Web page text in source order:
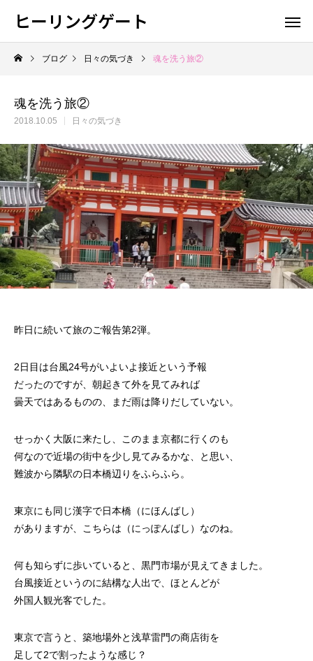
ヒーリングゲート
ブログ 日々の気づき 魂を洗う旅②
魂を洗う旅②
2018.10.05 日々の気づき
昨日に続いて旅のご報告第2弾。
2日目は台風24号がいよいよ接近という予報
だったのですが、朝起きて外を見てみれば
曇天ではあるものの、まだ雨は降りだしていない。
せっかく大阪に来たし、このまま京都に行くのも
何なので近場の街中を少し見てみるかな、と思い、
難波から隣駅の日本橋辺りをふらふら。
東京にも同じ漢字で日本橋（にほんばし）
がありますが、こちらは（にっぽんばし）なのね。
何も知らずに歩いていると、黒門市場が見えてきました。
台風接近というのに結構な人出で、ほとんどが
外国人観光客でした。
東京で言うと、築地場外と浅草雷門の商店街を
足して2で割ったような感じ？